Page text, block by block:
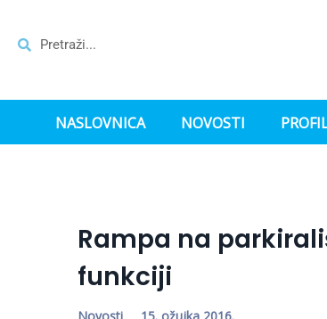
NASLOVNICA NOVOSTI
Rampa na
funkciji